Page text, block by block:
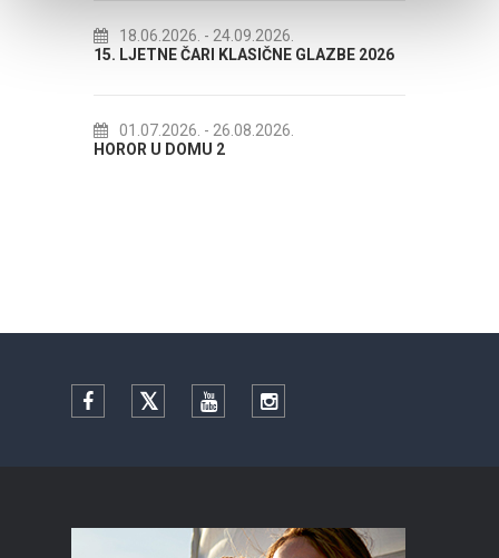
18.06.2026.- 24.09.2026.
15. LJETNE ČARI KLASIČNE GLAZBE 2026
01.07.2026.- 26.08.2026.
HOROR U DOMU 2
Facebook TwitterYouTubeInstagram